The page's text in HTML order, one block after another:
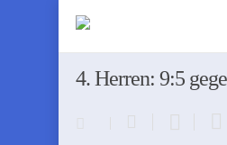
4. Herren: 9:5